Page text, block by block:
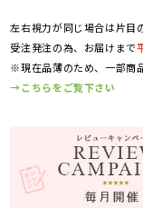
左右視力が同じ場合は片目
受注発注の為、お届けまで
※現在品薄のため、一部商
→こちらをご覧下さい